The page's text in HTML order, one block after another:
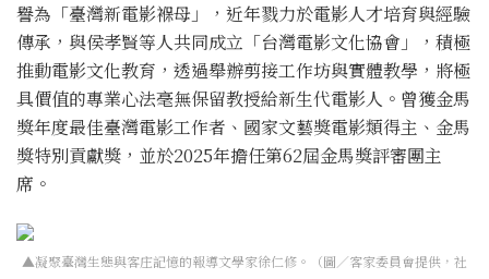
譽為「臺灣新電影褓母」，近年戮力於電影人才培育與經驗
傳承，與侯孝賢等人共同成立「台灣電影文化協會」，積極
推動電影文化教育，透過舉辦剪接工作坊與實體教學，將極
具價值的專業心法毫無保留教授給新生代電影人。曾獲金馬
獎年度最佳臺灣電影工作者、國家文藝獎電影類得主、金馬
獎特別貢獻獎，並於2025年擔任第62屆金馬獎評審團主
席。
▲凝聚臺灣生態與客庄記憶的報導文學家徐仁修。（圖／客家委員會提供，社